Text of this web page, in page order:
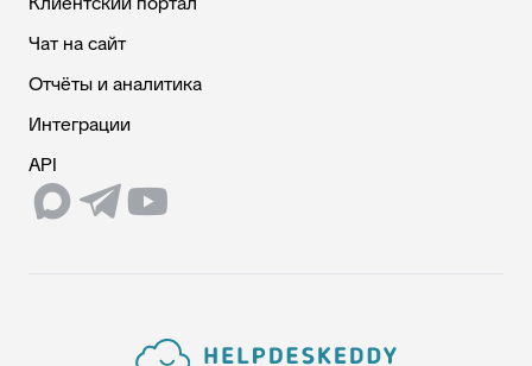
Чат на сайт
Отчёты и аналитика
Интеграции
API